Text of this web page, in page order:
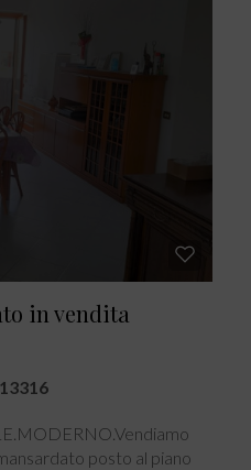
in vendita
posto al piano